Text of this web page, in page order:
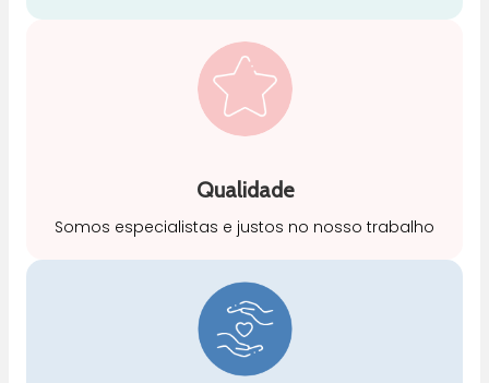
Qualidade
Somos especialistas e justos no nosso trabalho